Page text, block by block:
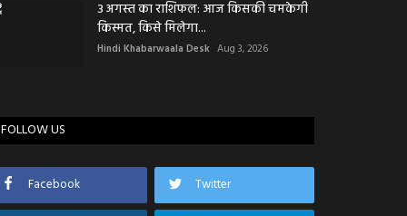
3 अगस्त का राशिफल: आज किसकी चमकेगी
किस्मत, किसे मिलेगा...
Hindi Khabarwaala Desk Aug 3, 2026
FOLLOW US
Facebook Twitter